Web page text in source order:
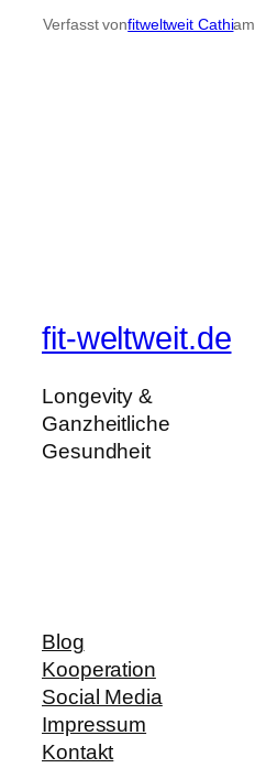
Verfasst vonfitweltweit Cathiam
fit-weltweit.de
Longevity &
Ganzheitliche
Gesundheit
Blog
Kooperation
Social Media
Impressum
Kontakt